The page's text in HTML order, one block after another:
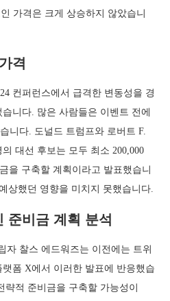
가격은 크게 상승하지 않았습니
격
컨퍼런스에서 급격한 변동성을 경
니다. 많은 사람들은 이벤트 전에
니다. 도널드 트럼프와 로버트 F.
대선 후보는 모두 최소 200,000
을 구축할 계획이라고 발표했습니
상했던 영향을 미치지 못했습니다.
준비금 계획 분석
자 찰스 에드워즈는 이전에는 트위
폼 X에서 이러한 발표에 반응했습
적 준비금을 구축할 가능성이